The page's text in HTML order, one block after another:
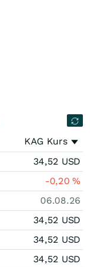
KAG Kurs
34,52 USD
-0,20%
06.08.26
34,52 USD
34,52 USD
34,52 USD